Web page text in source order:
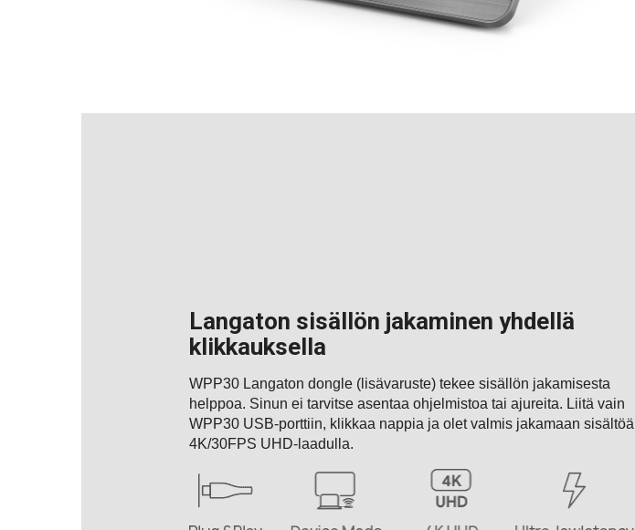
Langaton sisällön jakaminen yhdellä
klikkauksella
WPP30 Langaton dongle (lisävaruste) tekee sisällön jakamisesta
helppoa. Sinun ei tarvitse asentaa ohjelmistoa tai ajureita. Liitä vain
WPP30 USB-porttiin, klikkaa nappia ja olet valmis jakamaan sisältöä
4K/30FPS UHD-laadulla.